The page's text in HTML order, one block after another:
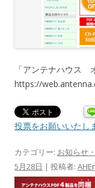
「アンテナハウス
https://
投票をお願いいたし
カテゴリー: お知らせ
5月28日 | 投稿者: